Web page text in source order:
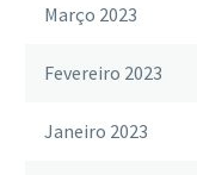
Março 2023
Fevereiro 2023
Janeiro 2023